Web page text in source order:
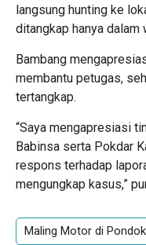
langsung hunting ke
ditangkap hanya dalam
Bambang
membantu petugas,
tertangkap.
“Saya mengapresiasi
Babinsa serta Pokdar
respons terhadap
mengungkap kasus,”
Maling Motor di